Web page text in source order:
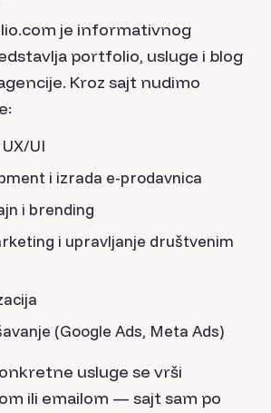
je informativnog
portfolio, usluge i blog
Kroz sajt nudimo
UI
i izrada e-prodavnica
i brending
i upravljanje društvenim
(Google Ads, Meta Ads)
usluge se vrši
ili emailom — sajt sam po